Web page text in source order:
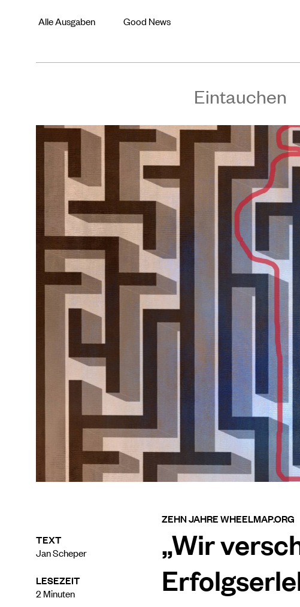
Alle Ausgaben Good News
Eintauchen
TEXT
Jan Scheper
LESEZEIT
2 Minuten
ZEHN JAHRE WHEELMAP.ORG
„Wir